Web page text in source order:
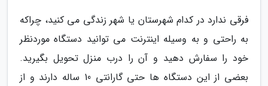
فرقی ندارد در کدام شهرستان یا شهر زندگی می کنید، چراکه
به راحتی و به وسیله اینترنت می توانید دستگاه موردنظر
خود را سفارش دهید و آن را درب منزل تحویل بگیرید.
بعضی از این دستگاه ها حتی گارانتی 10 ساله دارند و از